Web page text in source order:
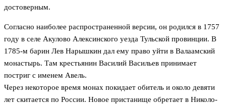
достоверным.
Согласно наиболее распространенной версии, он родился в 1757
году в селе Акулово Алексинского уезда Тульской провинции. В
1785-м барин Лев Нарышкин дал ему право уйти в Валаамский
монастырь. Там крестьянин Василий Васильев принимает
постриг с именем Авель.
Через некоторое время монах покидает обитель и около девяти
лет скитается по России. Новое пристанище обретает в Николо-